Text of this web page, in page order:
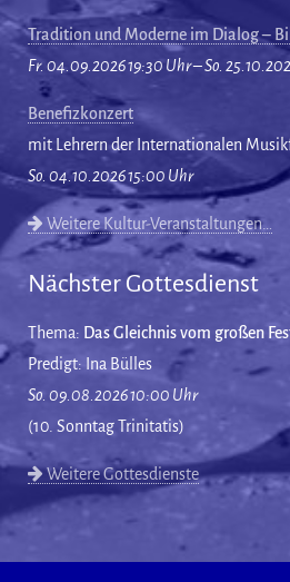
Tradition und Moderne im Dialog –
Fr. 04.09.2026 19:30 Uhr – So.
Benefizkonzert
mit Lehrern der Internationalen
So. 04.10.2026 15:00 Uhr
Weitere Kultur-Veranstaltungen…
Nächster Gottesdienst
Thema: Das Gleichnis vom großen
Predigt: Ina Bülles
So. 09.08.2026 10:00 Uhr
(10. Sonntag Trinitatis)
Weitere Gottesdienste